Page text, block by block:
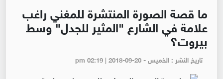
ما قصة الصورة المنتشرة للمغني راغب
علامة في الشارع "المثير للجدل" وسط
بيروت؟
تاريخ النشر : الخميس - pm 02:19 | 2018-09-20